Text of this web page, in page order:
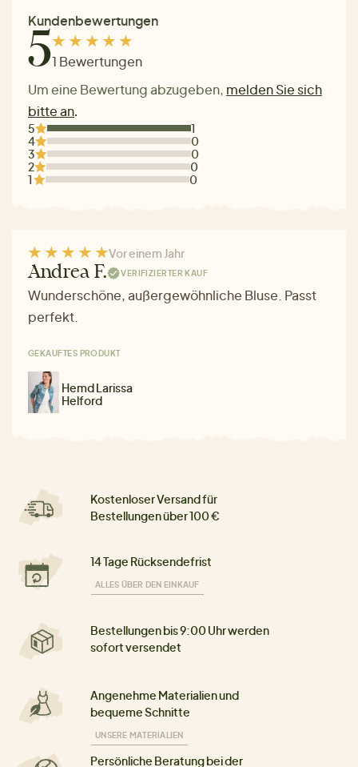
Kundenbewertungen
51 Bewertungen
Um eine Bewertung abzugeben, melden Sie sich
bitte an.
5
1
4
0
3
0
2
0
1
0
Vor einem Jahr
Andrea F. VERIFIZIERTER KAUF
Wunderschöne, außergewöhnliche Bluse. Passt
perfekt.
GEKAUFTES PRODUKT
Hemd Larissa
Helford
Kostenloser Versand für
Bestellungen über 100 €
14 Tage Rücksendefrist
ALLES ÜBER DEN EINKAUF
Bestellungen bis 9:00 Uhr werden
sofort versendet
Angenehme Materialien und
bequeme Schnitte
UNSERE MATERIALIEN
Persönliche Beratung bei der